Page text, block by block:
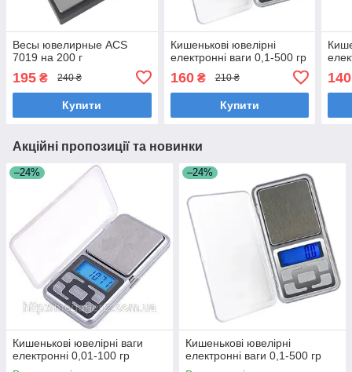
Весы ювелирные ACS
7019 на 200 г
195 ₴ 240 ₴
Купити
Кишенькові ювелірні
електронні ваги 0,1-500 гр
160₴ 210 ₴
Купити
140
Акційні пропозиції та новинки
–24%
Кишенькові ювелірні ваги
електронні 0,01-100 гр
–24%
Кишенькові ювелірні
електронні ваги 0,1-500 гр